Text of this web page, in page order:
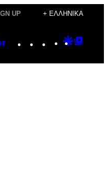
UP + ΕΛΛΗΝΙΚΆ
Instagram
TikTok
YouTube
Google